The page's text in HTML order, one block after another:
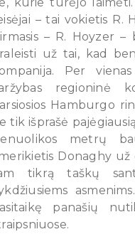
– tai vokietis R.
– R. Hoyzer
už tai, kad
Per
regioninė
Hamburgo
tik išprašė
metrų
Donaghy
tikrą taškų
panašių